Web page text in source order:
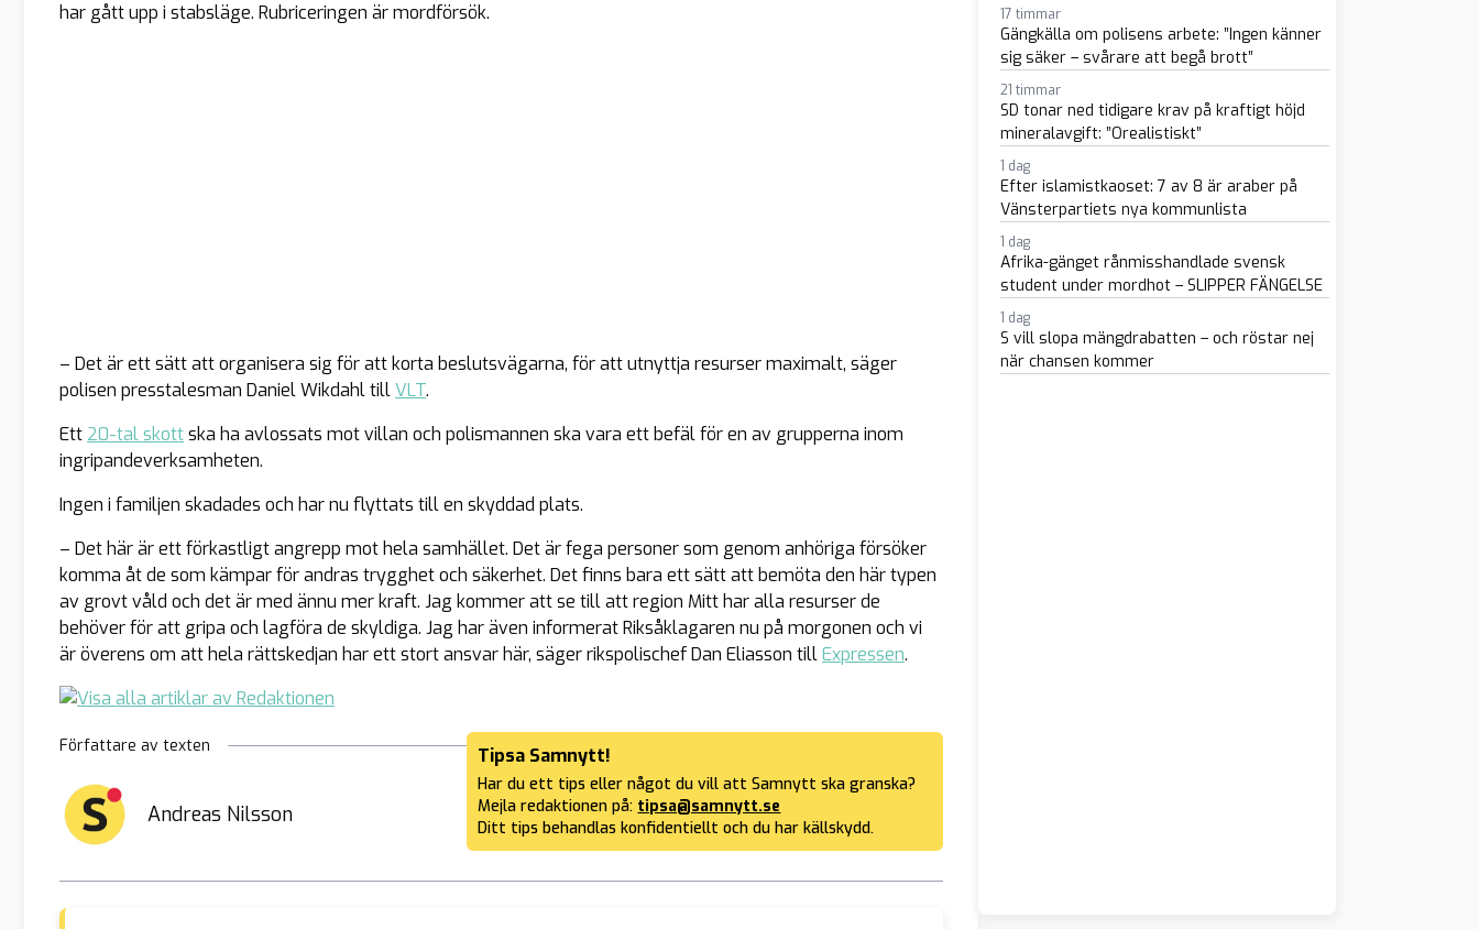
har gått upp i stabsläge. Rubriceringen är mordförsök.
– Det är ett sätt att organisera sig för att korta beslutsvägarna, för att utnyttja resurser maximalt, säger
polisen presstalesman Daniel Wikdahl tillVLT.
Ett 20-tal skottska ha avlossats mot villan och polismannen ska vara ett befäl för en av grupperna inom
ingripandeverksamheten.
Ingen i familjen skadades och har nu flyttats till en skyddad plats.
– Det här är ett förkastligt angrepp mot hela samhället. Det är fega personer som genom anhöriga försöker
komma åt de som kämpar för andras trygghet och säkerhet. Det finns bara ett sätt att bemöta den här typen
av grovt våld och det är med ännu mer kraft. Jag kommer att se till att region Mitt har alla resurser de
behöver för att gripa och lagföra de skyldiga. Jag har även informerat Riksåklagaren nu på morgonen och vi
är överens om att hela rättskedjan har ett stort ansvar här, säger rikspolischef Dan Eliasson tillExpressen.
Författare av texten
Andreas Nilsson
Tipsa Samnytt!
Har du ett tips eller något du vill att Samnytt ska granska?
Mejla redaktionen på: tipsa@samnytt.se
Ditt tips behandlas konfidentiellt och du har källskydd.
17 timmar
Gängkälla om polisens arbete: ”Ingen känner
sig säker – svårare att begå brott”
21 timmar
SD tonar ned tidigare krav på kraftigt höjd
mineralavgift: ”Orealistiskt”
1 dag
Efter islamistkaoset: 7 av 8 är araber på
Vänsterpartiets nya kommunlista
1 dag
Afrika-gänget rånmisshandlade svensk
student under mordhot – SLIPPER FÄNGELSE
1 dag
S vill slopa mängdrabatten – och röstar nej
när chansen kommer